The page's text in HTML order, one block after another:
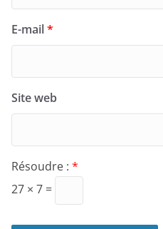
E-mail*
Site web
Résoudre : *
27 × 7 =